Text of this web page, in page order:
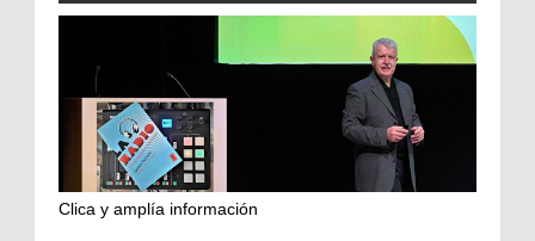
Clica y amplía información